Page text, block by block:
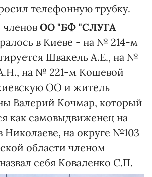
телефонную трубку.
членовОО "БФ "СЛУГА
в Киеве - на № 214-м
Швакель А.Е., на №
на № 221-м Кошевой
ОО и житель
Валерий Кочмар, который
как самовыдвиженец на
Николаеве, на округе №103
области членом
себя Коваленко С.П.